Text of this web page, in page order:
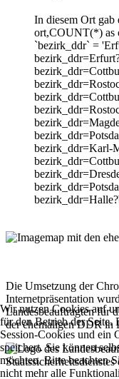
In diesem Ort
ort,COUNT(*) as
`bezirk_ddr` =
bezirk_ddr=Karl-
Die Umsetzung der
Internetpräsentation
Landesbeauftragten für
der ehemaligen DDR in
Wir nutzen Cookies auf
für den Betrieb der Seite.
Session-Cookies und ein
speichert. Sie können
möchten. Bitte beachten
nicht mehr alle